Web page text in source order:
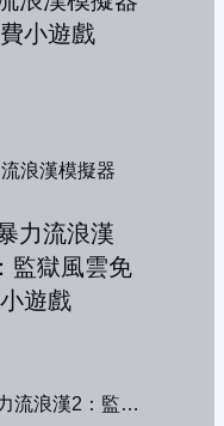
流浪漢模擬器
暴力流浪漢2：監獄風雲